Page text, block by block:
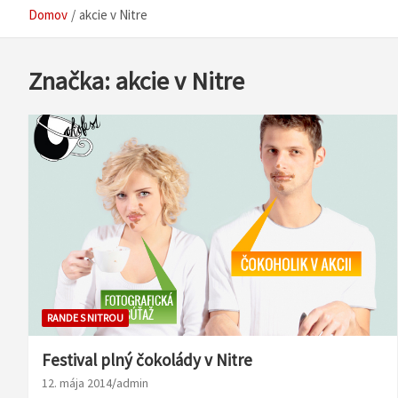
Domov akcie v Nitre
Značka: akcie v Nitre
RANDE S NITROU
Festival plný čokolády v Nitre
12. mája 2014 admin